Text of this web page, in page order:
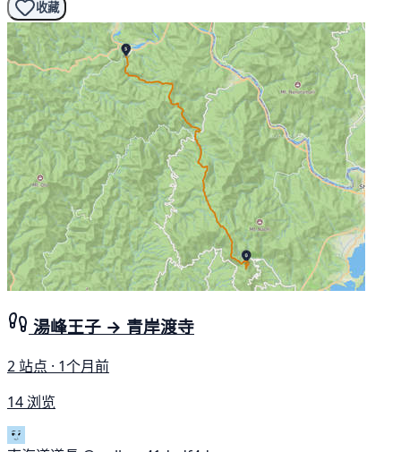
收藏
湯峰王子 → 青岸渡寺
2 站点 · 1个月前
14 浏览